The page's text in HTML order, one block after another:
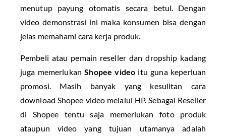
menutup payung otomatis secara betul. Dengan
video demonstrasi ini maka konsumen bisa dengan
jelas memahami cara kerja produk.
Pembeli atau pemain reseller dan dropship kadang
juga memerlukanShopee videoitu guna keperluan
promosi. Masih banyak yang kesulitan cara
download Shopee video melalui HP. Sebagai Reseller
di Shopee tentu saja memerlukan foto produk
ataupun video yang tujuan utamanya adalah